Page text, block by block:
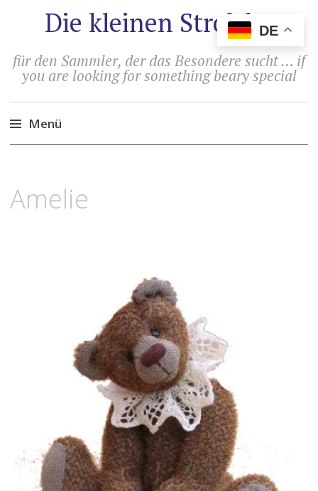
Die kleinen Strolche
für den Sammler, der das Besondere sucht … if
you are looking for something beary special
Menü
springen
AUGUST
2023
Amelie
DE